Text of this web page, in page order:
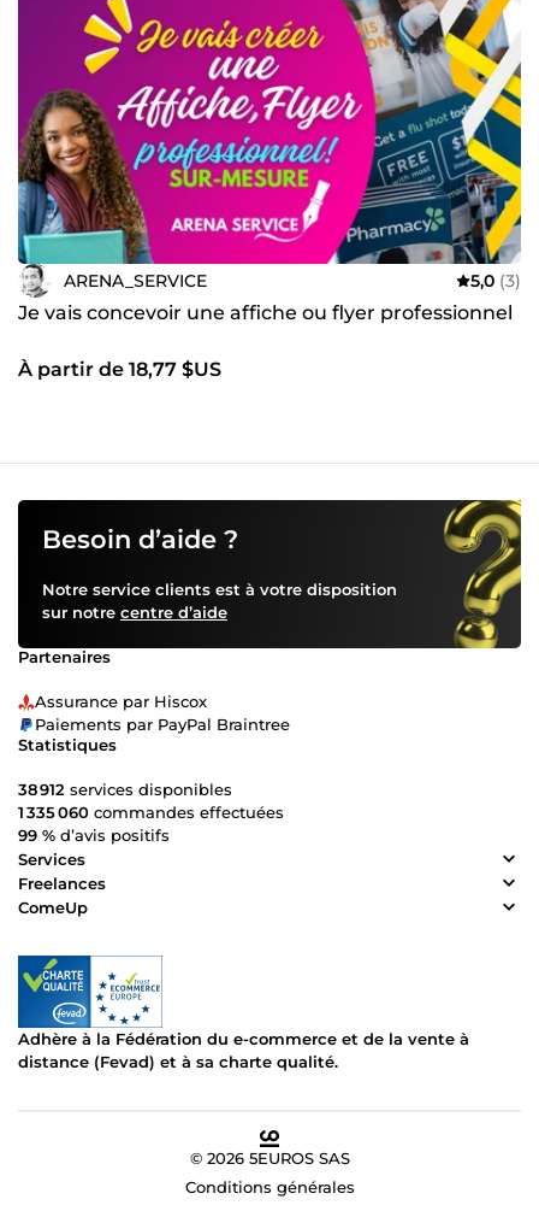
ARENA_SERVICE 5,0 (3)
Je vais concevoir une affiche ou flyer professionnel
À partir de 18,77 $US
Besoin d’aide ?
Notre service clients est à votre disposition
sur notre centre d’aide
Partenaires
Assurance par Hiscox
Paiements par PayPal Braintree
Statistiques
38 912 services disponibles
1 335 060 commandes effectuées
99 % d’avis positifs
Services
Freelances
ComeUp
Adhère à la Fédération du e-commerce et de la vente à
distance (Fevad) et à sa charte qualité.
© 2026 5EUROS SAS
Conditions générales